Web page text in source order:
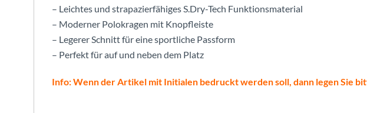
– Leichtes und strapazierfähiges S.Dry-Tech Funktionsmaterial
– Moderner Polokragen mit Knopfleiste
– Legerer Schnitt für eine sportliche Passform
– Perfekt für auf und neben dem Platz
Info: Wenn der Artikel mit Initialen bedruckt werden soll, dann legen Sie